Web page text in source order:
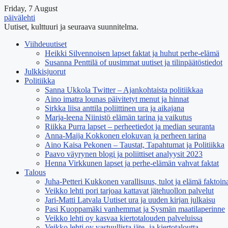
Friday, 7 August
päivälehti
Uutiset, kulttuuri ja seuraava suunnitelma.
Viihdeuutiset
Heikki Silvennoisen lapset faktat ja huhut perhe-elämä
Susanna Penttilä of uusimmat uutiset ja tilinpäätöstiedot
Julkkisjuorut
Politiikka
Sanna Ukkola Twitter – Ajankohtaista politiikkaa
Aino imatra lounas päivitetyt menut ja hinnat
Sirkka liisa anttila poliittinen ura ja aikajana
Marja-leena Niinistö elämän tarina ja vaikutus
Riikka Purra lapset – perheetiedot ja median seuranta
Anna-Maija Kokkonen elokuvan ja perheen tarina
Aino Kaisa Pekonen – Taustat, Tapahtumat ja Politiikka
Paavo väyrynen blogi ja poliittiset analyysit 2023
Henna Virkkunen lapset ja perhe-elämän vahvat faktat
Talous
Juha-Petteri Kukkonen varallisuus, tulot ja elämä
Veikko lehti pori tarjoaa kattavat jätehuollon palvelut
Jari-Matti Latvala Uutiset ura ja uuden kirjan julkaisu
Pasi Kuoppamäki vanhemmat ja Sysmän maatilaperinne
Veikko lehti oy kasvaa kiertotalouden palveluissa